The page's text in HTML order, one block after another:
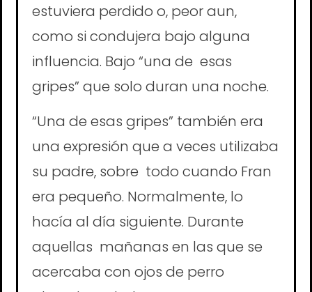
estuviera perdido o, peor aun,
como si condujera bajo alguna
influencia. Bajo “una de esas
gripes” que solo duran una noche.
“Una de esas gripes” también era
una expresión que a veces utilizaba
su padre, sobre todo cuando Fran
era pequeño. Normalmente, lo
hacía al día siguiente. Durante
aquellas mañanas en las que se
acercaba con ojos de perro